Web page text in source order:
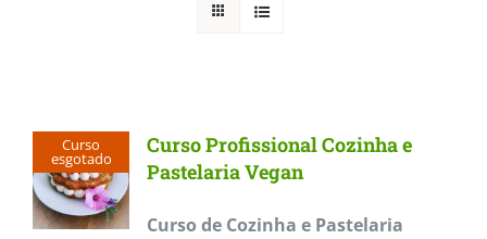
Curso
esgotado
Curso Profissional Cozinha e
Pastelaria Vegan
Curso de Cozinha e Pastelaria